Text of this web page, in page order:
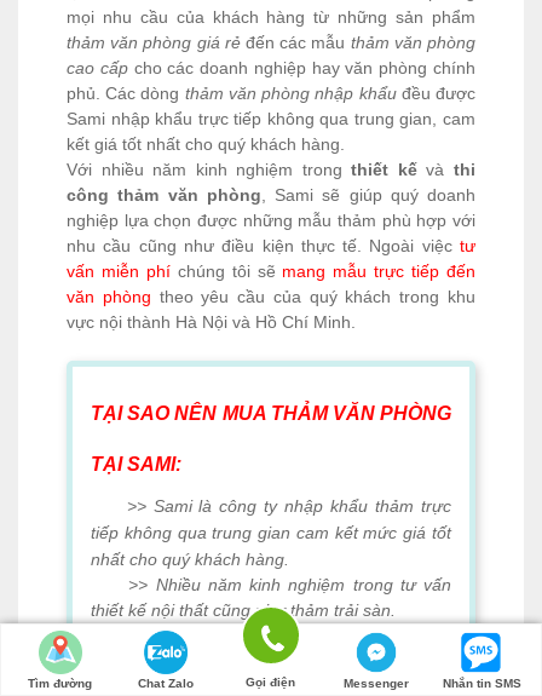
mọi nhu cầu của khách hàng từ những sản phẩm
thảm văn phòng giá rẻđến các mẫu thảm văn phòng
cao cấpcho các doanh nghiệp hay văn phòng chính
phủ. Các dòng thảm văn phòng nhập khẩuđều được
Sami nhập khẩu trực tiếp không qua trung gian, cam
kết giá tốt nhất cho quý khách hàng.
Với nhiều năm kinh nghiệm trongthiết kếvàthi
công thảm văn phòng , Sami sẽ giúp quý doanh
nghiệp lựa chọn được những mẫu thảm phù hợp với
nhu cầu cũng như điều kiện thực tế. Ngoài việc tư
vấn miễn phíchúng tôi sẽ mang mẫu trực tiếp đến
văn phòng theo yêu cầu của quý khách trong khu
vực nội thành Hà Nội và Hồ Chí Minh.
TẠI SAO NÊN MUA THẢM VĂN PHÒNG
TẠI SAMI:
>> Sami là công ty nhập khẩu thảm trực
tiếp không qua trung gian cam kết mức giá tốt
nhất cho quý khách hàng.
>> Nhiều năm kinh nghiệm trong tư vấn
thiết kếnội thất cũng như thảm trải sàn.
>> Chúng tôi có hơn 100 mẫu thảm văn
phòng để khách hàng lựa chọn.
>> Tư vấn, đo kích thước, mang mẫu đến
Tìm đường Chat Zalo Gọi điện Messenger Nhắn tin SMS